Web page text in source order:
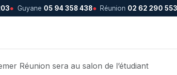
● Guyane 05 94 358 438● Réunion 02 62 290 553
Réunion sera au salon de l’étudiant